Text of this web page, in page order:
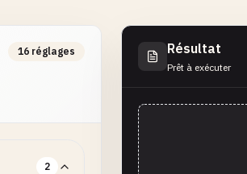
16 réglages
2
Résultat
Prêt à exécuter